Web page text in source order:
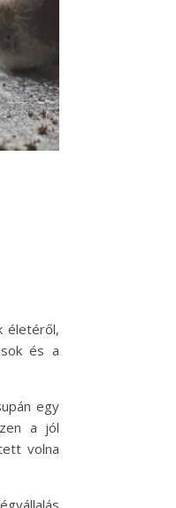
életéről,
és a
egy
a jól
volna